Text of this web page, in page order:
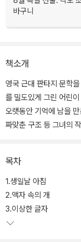
바구니
책소개
영국 근대 판타지 문학
를 밀도있게 그린 어린
오랫동안 기억에 남을
짜맞춘 구조 등 그녀의
누나들과 동생들 틈에
를 맘 속 깊이 갖고 싶어
우는 것은 벤 자신도 알
가 강아지를 생일선물로
은 액자 속의 수놓아진 개
목차
1.생일날 아침
2.액자 속의 개
3.이상한 글자